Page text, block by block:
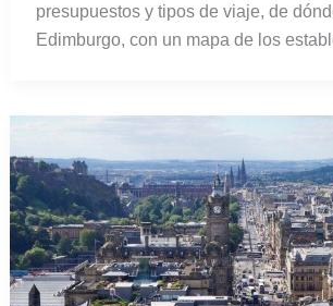
presupuestos y tipos de viaje, de
Edimburgo, con un mapa de los